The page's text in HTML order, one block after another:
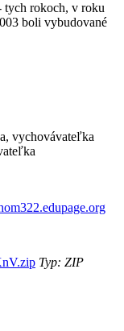
tych rokoch, v roku
boli vybudované
vychovávateľka
Typ: ZIP